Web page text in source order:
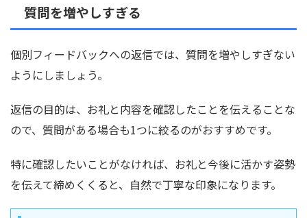
質問を増やしすぎる
個別フィードバックへの返信では、質問を増やしすぎない
ようにしましょう。
返信の目的は、お礼と内容を確認したことを伝えることな
ので、質問がある場合も1つに絞るのがおすすめです。
特に確認したいことがなければ、お礼と今後に活かす姿勢
を伝えて締めくくると、自然で丁寧な印象になります。